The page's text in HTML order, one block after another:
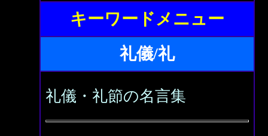
キーワードメニュー
礼儀/礼
礼儀・礼節の名言集